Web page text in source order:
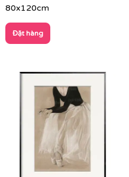
80x120cm
Đặt hàng